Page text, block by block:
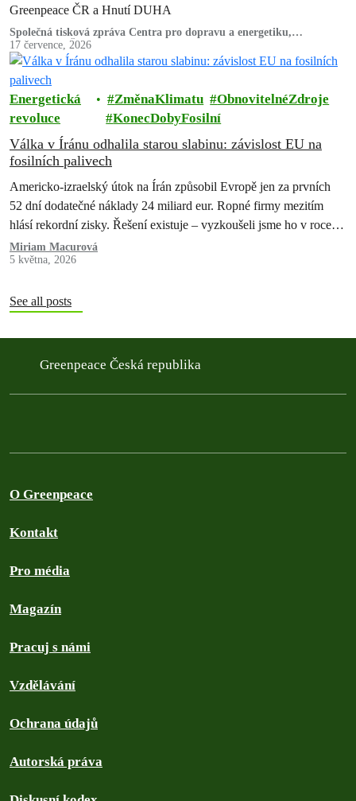
Greenpeace ČR a Hnutí DUHA
Společná tisková zpráva Centra pro dopravu a energetiku,
Greenpeace ČR a Hnutí DUHA
17 července, 2026
Energetická
revoluce
ZměnaKlimatu
ObnovitelnéZdroje
KonecDobyFosilní
Válka v Íránu odhalila starou slabinu: závislost EU na
fosilních palivech
Americko-izraelský útok na Írán způsobil Evropě jen za prvních
52 dní dodatečné náklady 24 miliard eur. Ropné firmy mezitím
hlásí rekordní zisky. Řešení existuje – vyzkoušeli jsme ho v roce
2022 a pokazili. Teď máme druhou…
Miriam Macurová
5 května, 2026
See all posts
Greenpeace Česká republika
O Greenpeace
Kontakt
Pro média
Magazín
Pracuj s námi
Vzdělávání
Ochrana údajů
Autorská práva